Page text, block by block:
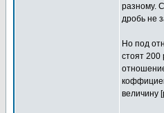
разному.
дробь не
Но под
стоят 200
величину